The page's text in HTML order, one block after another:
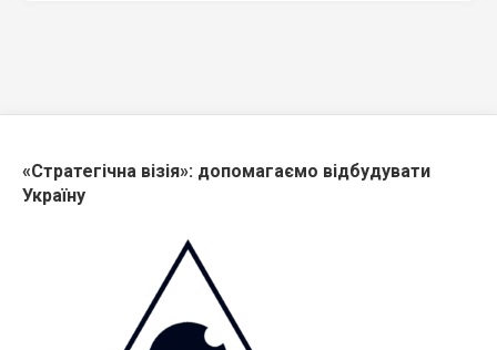
«Стратегічна візія»: допомагаємо відбудувати
Україну